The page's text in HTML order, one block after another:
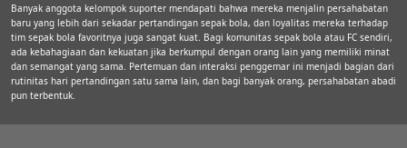
Banyak anggota kelompok suporter mendapati bahwa mereka menjalin persahabatan
baru yang lebih dari sekadar pertandingan sepak bola, dan loyalitas mereka terhadap
tim sepak bola favoritnya juga sangat kuat. Bagi komunitas sepak bola atau FC sendiri,
ada kebahagiaan dan kekuatan jika berkumpul dengan orang lain yang memiliki minat
dan semangat yang sama. Pertemuan dan interaksi penggemar ini menjadi bagian dari
rutinitas hari pertandingan satu sama lain, dan bagi banyak orang, persahabatan abadi
pun terbentuk.